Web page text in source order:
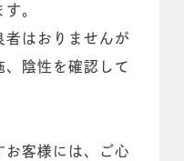
。
者はおりませんが
、陰性を確認して
お客様には、ご心